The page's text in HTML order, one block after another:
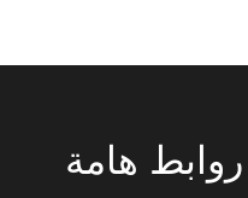
روابط هامة